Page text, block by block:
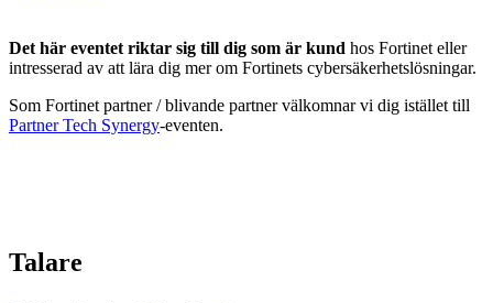
Det här eventet riktar sig till dig som är kund hos Fortinet eller
intresserad av att lära dig mer om Fortinets cybersäkerhetslösningar.
Som Fortinet partner / blivande partner välkomnar vi dig istället till
Partner Tech Synergy-eventen.
Talare